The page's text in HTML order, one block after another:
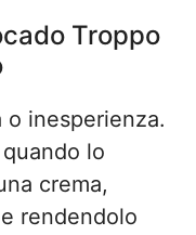
Troppo
inesperienza.
lo
crema,
rendendolo